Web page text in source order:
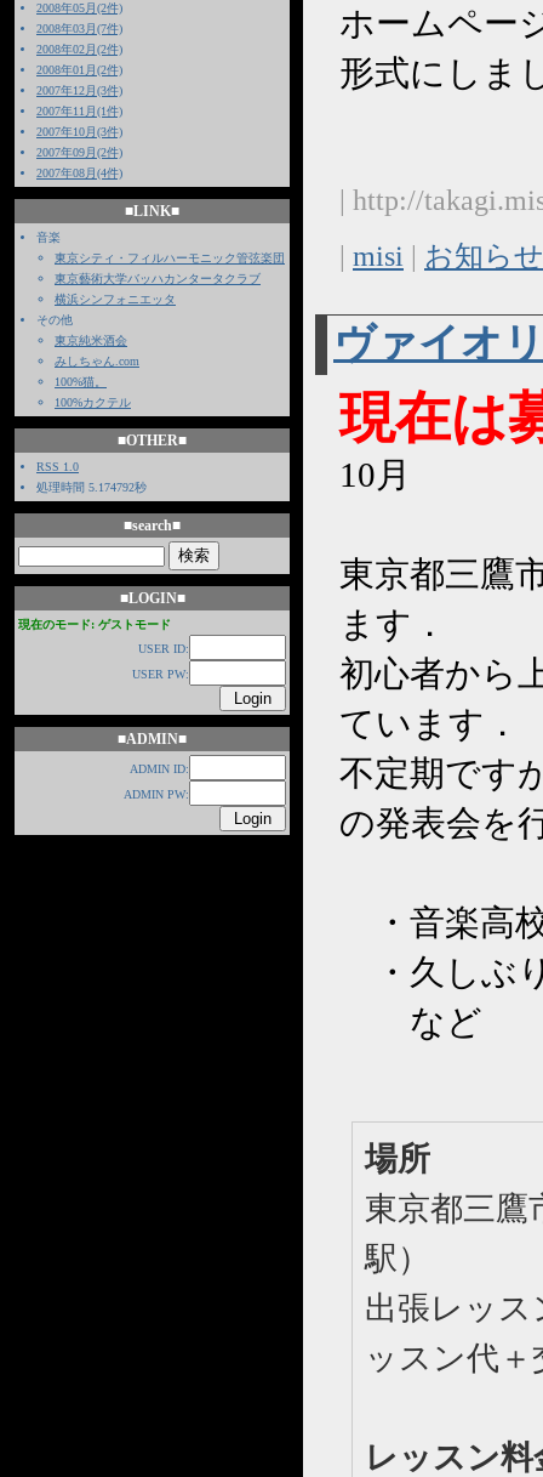
2008年05月(2件)
2008年03月(7件)
2008年02月(2件)
2008年01月(2件)
2007年12月(3件)
2007年11月(1件)
2007年10月(3件)
2007年09月(2件)
2007年08月(4件)
■LINK■
音楽
東京シティ・フィルハーモニック管弦楽団
東京藝術大学バッハカンタータクラブ
横浜シンフォニエッタ
その他
東京純米酒会
みしちゃん.com
100%猫。
100%カクテル
■OTHER■
RSS 1.0
処理時間 5.174792秒
■search■
■LOGIN■
現在のモード: ゲストモード
USER ID:
USER PW:
■ADMIN■
ADMIN ID:
ADMIN PW:
ホームペー
形式にしま
| http://
| misi | お知らせ
ヴァイオ
現在は
10月
東京都三鷹
ます．
初心者から
ています．
不定期です
の発表会を
・音楽高
・久しぶ
など
場所
東京都三
駅）
出張レッ
ッスン代
レッスン料